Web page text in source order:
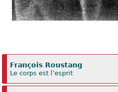
François Roustang
Le corps est l’esprit